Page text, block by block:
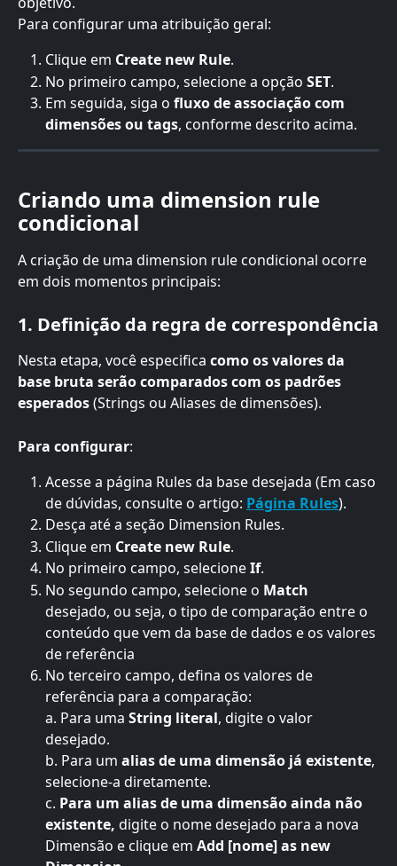
Para configurar uma atribuição geral:
Clique em Create new Rule.
No primeiro campo, selecione a opção SET.
Em seguida, siga o fluxo de associação com
dimensões ou tags, conforme descrito acima.
Criando uma dimension rule
condicional
A criação de uma dimension rule condicional ocorre
em dois momentos principais:
1. Definição da regra de correspondência
Nesta etapa, você especifica como os valores da
base bruta serão comparados com os padrões
esperados (Strings ou Aliases de dimensões).
Para configurar:
Acesse a página Rules da base desejada (Em caso
de dúvidas, consulte o artigo: Página Rules).
Desça até a seção Dimension Rules.
Clique em Create new Rule.
No primeiro campo, selecione If.
No segundo campo, selecione o Match
desejado, ou seja, o tipo de comparação entre o
conteúdo que vem da base de dados e os valores
de referência
No terceiro campo, defina os valores de
referência para a comparação:
a. Para uma String literal, digite o valor
desejado.
b. Para um alias de uma dimensão já existente,
selecione-a diretamente.
c. Para um alias de uma dimensão ainda não
existente, digite o nome desejado para a nova
Dimensão e clique em Add [nome] as new